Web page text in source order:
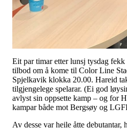
Eit par timar etter lunsj tysdag
tilbod om å kome til Color Line
Spjelkavik klokka 20.00. Hareid
tilgjengelege spelarar. (Ei god
avlyst sin oppsette kamp – og for
kampar både mot Bergsøy og
Av desse var heile åtte debutantar,